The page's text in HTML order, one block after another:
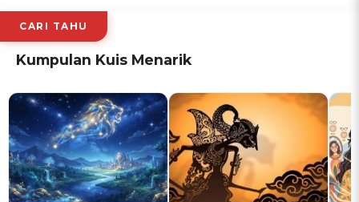
CARI TAHU
Kumpulan Kuis Menarik